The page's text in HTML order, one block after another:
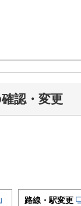
認・変更
路線・駅変更